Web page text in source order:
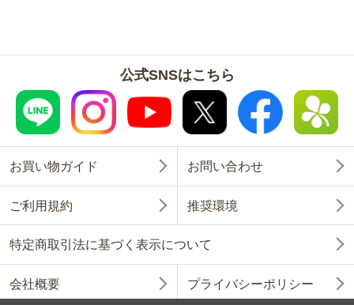
公式SNSはこちら
お買い物ガイド お問い合わせ
ご利用規約 推奨環境
特定商取引法に基づく表示について
会社概要 プライバシーポリシー